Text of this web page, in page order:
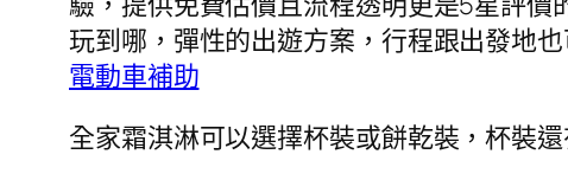
玩到哪，彈性的出遊方案，行程跟出發地
電動車補助
全家霜淇淋可以選擇杯裝或餅乾裝，杯裝